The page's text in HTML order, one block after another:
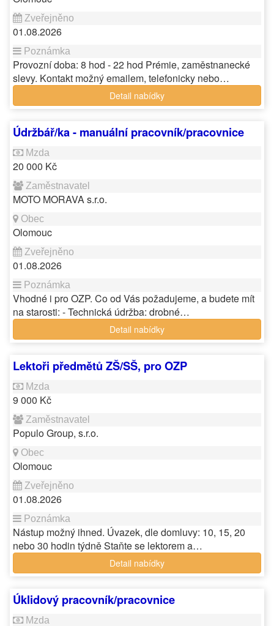
01.08.2026
Provozní doba: 8 hod - 22 hod Prémie, zaměstnanecké
slevy. Kontakt možný emailem, telefonicky nebo…
Detail nabídky
Údržbář/ka - manuální pracovník/pracovnice
20 000 Kč
MOTO MORAVA s.r.o.
Olomouc
01.08.2026
Vhodné i pro OZP. Co od Vás požadujeme, a budete mít
na starosti: - Technická údržba: drobné…
Detail nabídky
Lektoři předmětů ZŠ/SŠ, pro OZP
9 000 Kč
Populo Group, s.r.o.
Olomouc
01.08.2026
Nástup možný ihned. Úvazek, dle domluvy: 10, 15, 20
nebo 30 hodin týdně Staňte se lektorem a…
Detail nabídky
Úklidový pracovník/pracovnice